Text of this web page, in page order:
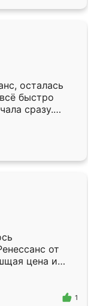
из
здесь.
осталась
быстро
сразу.
подошёл к
Собрали
даже
от
цена и
Приехавший
самый
1